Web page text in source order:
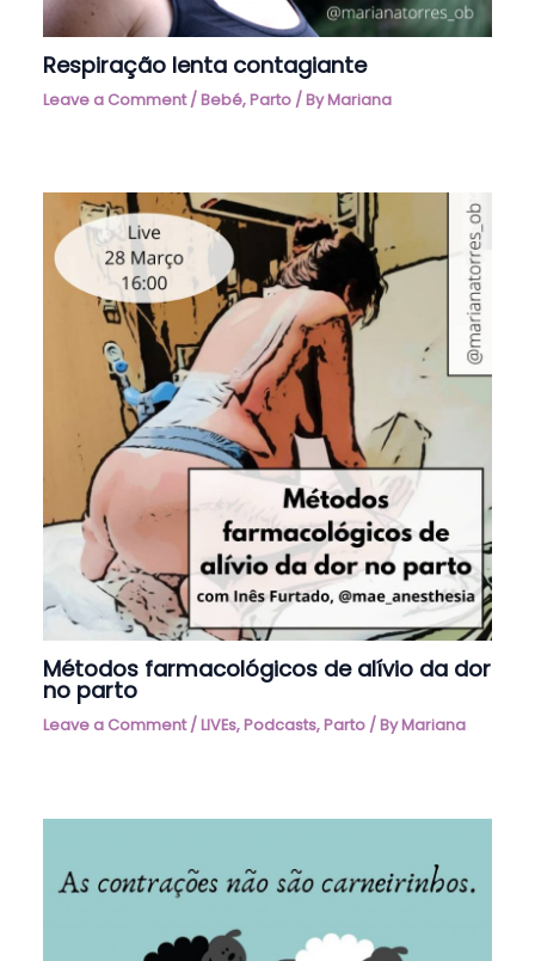
Respiração lenta contagiante
Leave a Comment /Bebé,Parto / ByMariana
Métodos farmacológicos de alívio da dor
no parto
Leave a Comment /LIVEs, Podcasts,Parto / ByMariana